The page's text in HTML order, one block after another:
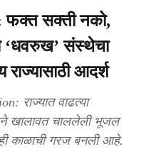
सक्ती नको,
‘धवरुख’ संस्थेचा
आदर्श
राज्यात वाढत्या
खालावत चाललेली भूजल
काळाची गरज बनली आहे.